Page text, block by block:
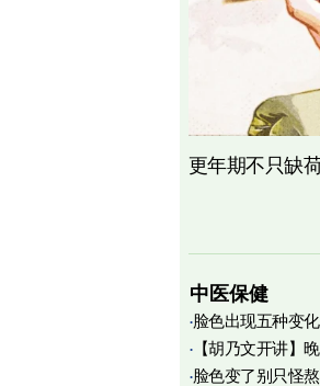
更年期不只缺
中医保健
脸色出现五种变
【胡乃文开讲】
育
脸色变了别只怪